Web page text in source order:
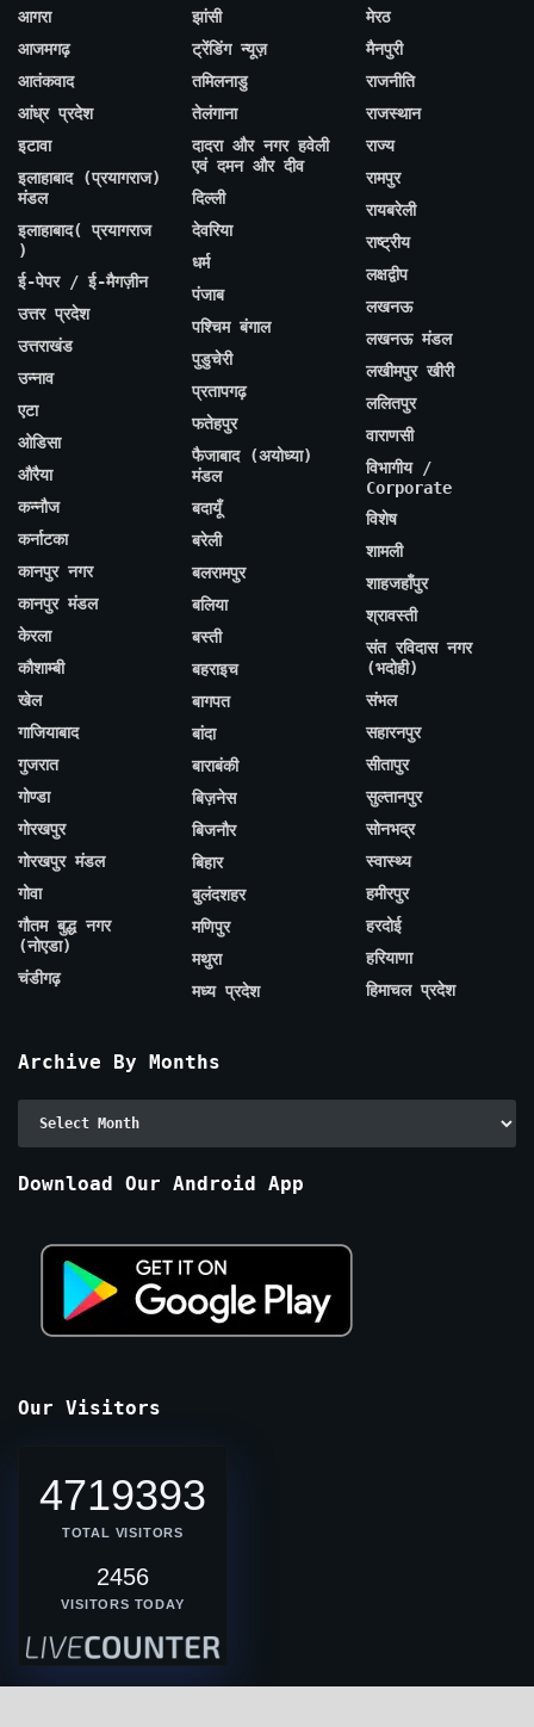
आगरा
आजमगढ़
आतंकवाद
आंध्र प्रदेश
इटावा
इलाहाबाद (प्रयागराज)
मंडल
इलाहाबाद( प्रयागराज
)
ई-पेपर / ई-मैगज़ीन
उत्तर प्रदेश
उत्तराखंड
उन्नाव
एटा
ओडिसा
औरैया
कन्नौज
कर्नाटका
कानपुर नगर
कानपुर मंडल
केरला
कौशाम्बी
खेल
गाजियाबाद
गुजरात
गोण्डा
गोरखपुर
गोरखपुर मंडल
गोवा
गौतम बुद्ध नगर
(नोएडा)
चंडीगढ़
झांसी
ट्रेंडिंग न्यूज़
तमिलनाडु
तेलंगाना
दादरा और नगर हवेली
एवं दमन और दीव
दिल्ली
देवरिया
धर्म
पंजाब
पश्चिम बंगाल
पुडुचेरी
प्रतापगढ़
फतेहपुर
फैजाबाद (अयोध्या)
मंडल
बदायूँ
बरेली
बलरामपुर
बलिया
बस्ती
बहराइच
बागपत
बांदा
बाराबंकी
बिज़नेस
बिजनौर
बिहार
बुलंदशहर
मणिपुर
मथुरा
मध्य प्रदेश
मेरठ
मैनपुरी
राजनीति
राजस्थान
राज्य
रामपुर
रायबरेली
राष्ट्रीय
लक्षद्वीप
लखनऊ
लखनऊ मंडल
लखीमपुर खीरी
ललितपुर
वाराणसी
विभागीय /
Corporate
विशेष
शामली
शाहजहाँपुर
श्रावस्ती
संत रविदास नगर
(भदोही)
संभल
सहारनपुर
सीतापुर
सुल्तानपुर
सोनभद्र
स्वास्थ्य
हमीरपुर
हरदोई
हरियाणा
हिमाचल प्रदेश
Archive By Months
Download Our Android App
Our Visitors
4719393
TOTAL VISITORS
2456
VISITORS TODAY